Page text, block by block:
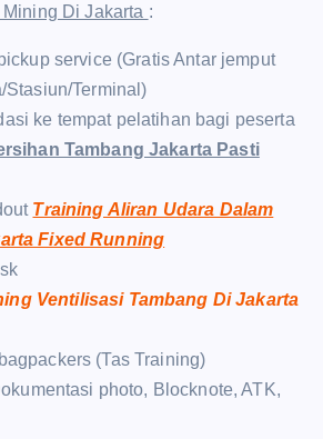
Di Jakarta :
service (Gratis Antar jemput
Stasiun/Terminal)
ke tempat pelatihan bagi peserta
Tambang Jakarta Pasti
Training Aliran Udara Dalam
Fixed Running
Ventilisasi Tambang Di Jakarta
(Tas Training)
photo, Blocknote, ATK,